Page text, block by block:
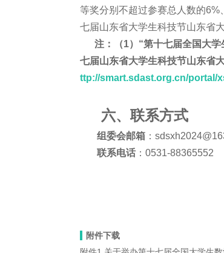
等奖分别不超过参赛总人数的6%
七届山东省大学生科技节山东省
注：（1）“第十七届全国大学
七届山东省大学生科技节山东省
ttp://smart.sdast.org.cn/portal/
六、联系方式
组委会邮箱 ：
联系电话 ：0531-88365552
山
2025
附件下载